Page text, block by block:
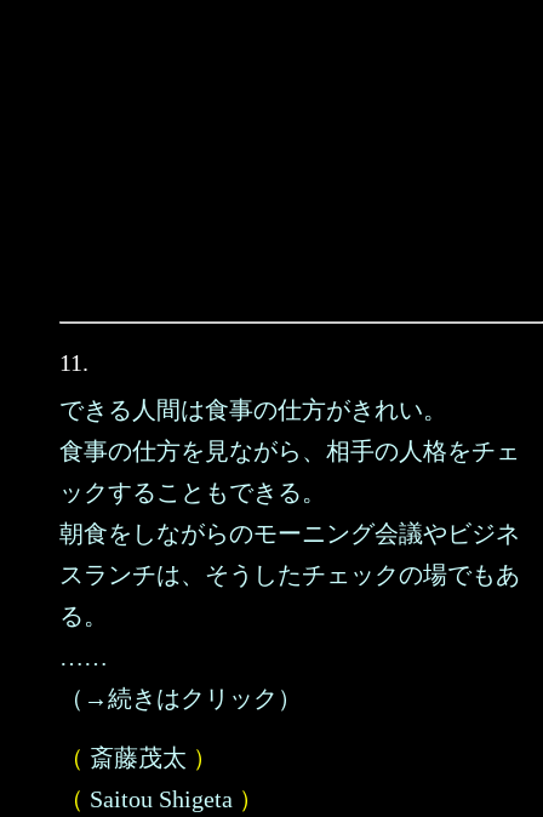
11.
できる人間は食事の仕方がきれい。
食事の仕方を見ながら、相手の人格をチェ
ックすることもできる。
朝食をしながらのモーニング会議やビジネ
スランチは、そうしたチェックの場でもあ
る。
……
（→続きはクリック）
（ 斎藤茂太 ）
（ Saitou Shigeta ）